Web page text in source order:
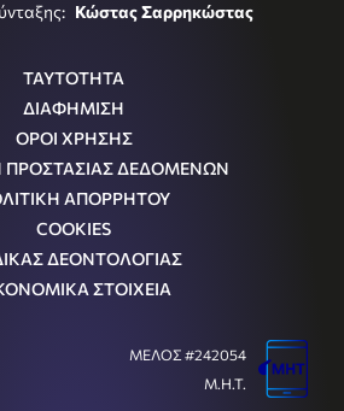
Κώστας Σαρρηκώστας
ΤΑΥΤΟΤΗΤΑ
ΔΙΑΦΗΜΙΣΗ
ΟΡΟΙ ΧΡΗΣΗΣ
ΠΡΟΣΤΑΣΙΑΣ ΔΕΔΟΜΕΝΩΝ
ΑΠΟΡΡΗΤΟΥ
COOKIES
ΔΕΟΝΤΟΛΟΓΙΑΣ
ΣΤΟΙΧΕΙΑ
ΜΕΛΟΣ #242054
Μ.Η.Τ.